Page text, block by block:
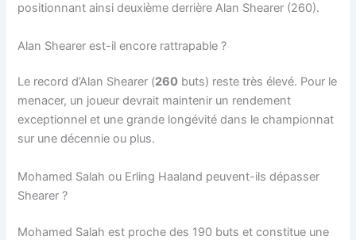
positionnant ainsi deuxième derrière Alan Shearer (260).
Alan Shearer est-il encore rattrapable ?
Le record d’Alan Shearer (260 buts) reste très élevé. Pour le
menacer, un joueur devrait maintenir un rendement
exceptionnel et une grande longévité dans le championnat
sur une décennie ou plus.
Mohamed Salah ou Erling Haaland peuvent-ils dépasser
Shearer ?
Mohamed Salah est proche des 190 buts et constitue une